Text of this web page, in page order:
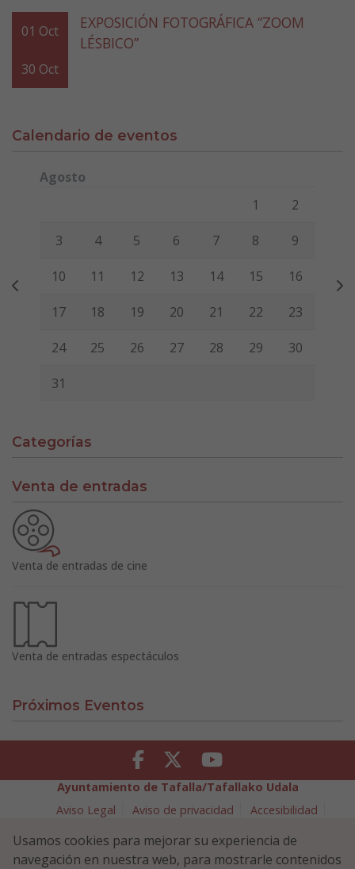
01 Oct
30 Oct
EXPOSICIÓN FOTOGRÁFICA “ZOOM
LÉSBICO”
Calendario de eventos
Agosto
Viernes Sábado
1 2
3 4 5 6 7 8 9
10 11 12 13 14 15 16
17 18 19 20 21 22 23
24 25 26 27 28 29 30
31
Categorías
Venta de entradas
Venta de entradas de cine
Venta de entradas espectáculos
Próximos Eventos
Facebook Twitter Youtube
Ayuntamiento de Tafalla/Tafallako Udala
Aviso Legal
Aviso de privacidad
Accesibilidad
Política de Seguridad de la Información
Usamos cookies para mejorar su experiencia de
navegación en nuestra web, para mostrarle contenidos